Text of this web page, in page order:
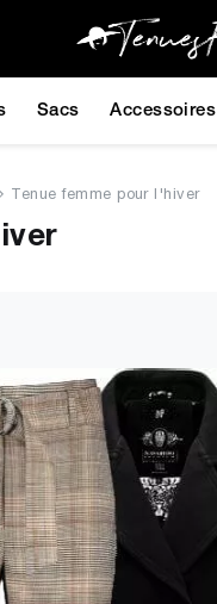
Sacs Accessoires
Tenue femme pour l'hiver